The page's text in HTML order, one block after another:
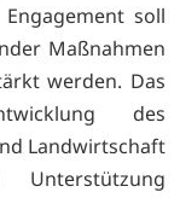
soll
Maßnahmen
werden. Das
des
Landwirtschaft